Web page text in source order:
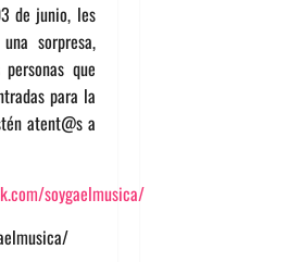
de junio, les
sorpresa,
que
para la
atent@s a
soygaelmusica/